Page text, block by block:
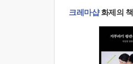
크레마샵화제의 책